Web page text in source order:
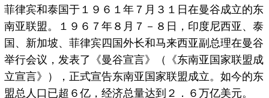
菲律宾和泰国于１９６１年７月３１日在曼谷成立的东
南亚联盟。１９６７年８月７－８日，印度尼西亚、泰
国、新加坡、菲律宾四国外长和马来西亚副总理在曼谷
举行会议，发表了《曼谷宣言》（《东南亚国家联盟成
立宣言》），正式宣告东南亚国家联盟成立。如今的东
盟总人口已超６亿，经济总量达到２．６万亿美元。